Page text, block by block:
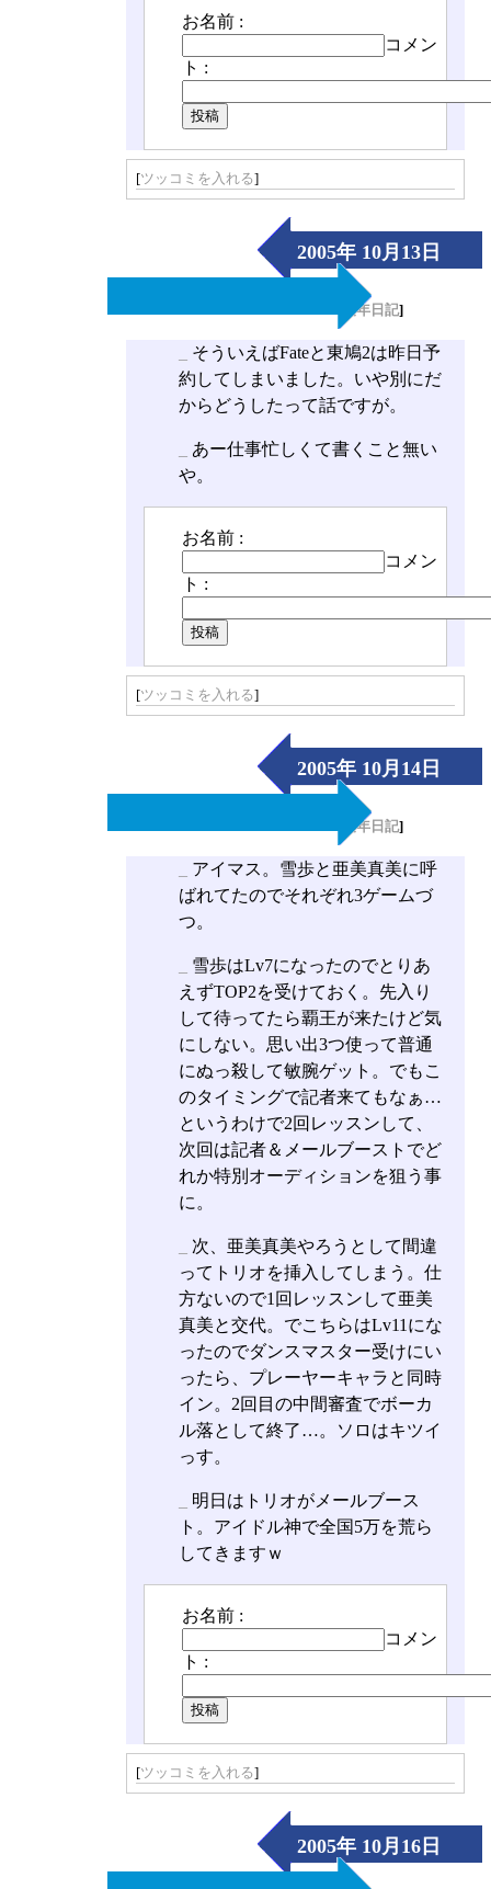
お名前 :
コメン
ト :
[ツッコミを入れる]
2005年 10月13日
（Thu）
長年日記]
そういえばFateと東鳩2は昨日予
約してしまいました。いや別にだ
からどうしたって話ですが。
あー仕事忙しくて書くこと無い
や。
お名前 :
コメン
ト :
[ツッコミを入れる]
2005年 10月14日
（Fri）
長年日記]
アイマス。雪歩と亜美真美に呼
ばれてたのでそれぞれ3ゲームづ
つ。
雪歩はLv7になったのでとりあ
えずTOP2を受けておく。先入り
して待ってたら覇王が来たけど気
にしない。思い出3つ使って普通
にぬっ殺して敏腕ゲット。でもこ
のタイミングで記者来てもなぁ…
というわけで2回レッスンして、
次回は記者＆メールブーストでど
れか特別オーディションを狙う事
に。
次、亜美真美やろうとして間違
ってトリオを挿入してしまう。仕
方ないので1回レッスンして亜美
真美と交代。でこちらはLv11にな
ったのでダンスマスター受けにい
ったら、プレーヤーキャラと同時
イン。2回目の中間審査でボーカ
ル落として終了…。ソロはキツイ
っす。
明日はトリオがメールブース
ト。アイドル神で全国5万を荒ら
してきますｗ
お名前 :
コメン
ト :
[ツッコミを入れる]
2005年 10月16日
（Sun）